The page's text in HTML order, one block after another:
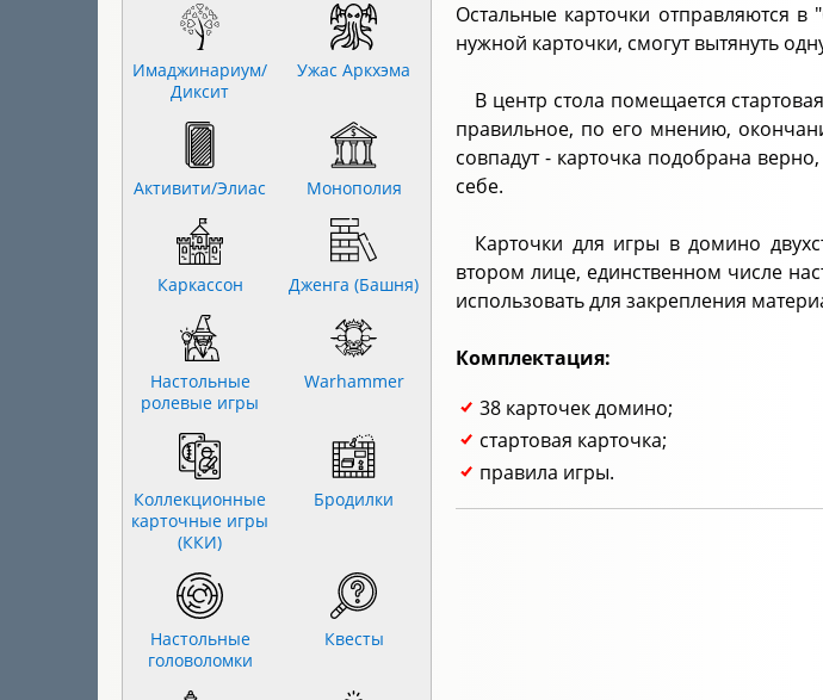
Остальные карточки отправляются в
нужной карточки, смогут вытянуть
В центр стола помещается
правильное, по его мнению,
совпадут - карточка подобрана
себе.
Карточки для игры в домино
втором лице, единственном числе
использовать для закрепления
Комплектация:
38 карточек домино;
стартовая карточка;
правила игры.
Имаджинариум/
Диксит
Ужас Аркхэма
Активити/Элиас Монополия
Каркассон Дженга (Башня)
Настольные
ролевые игры
Warhammer
Коллекционные
карточные игры
(ККИ)
Бродилки
Настольные
головоломки
Квесты